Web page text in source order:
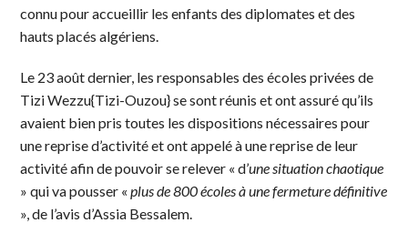
connu pour accueillir les enfants des diplomates et des
hauts placés algériens.
Le 23 août dernier, les responsables des écoles privées de
Tizi Wezzu{Tizi-Ouzou} se sont réunis et ont assuré qu’ils
avaient bien pris toutes les dispositions nécessaires pour
une reprise d’activité et ont appelé à une reprise de leur
activité afin de pouvoir se relever « d’une situation chaotique
» qui va pousser «plus de 800 écoles à une fermeture définitive
», de l’avis d’Assia Bessalem.